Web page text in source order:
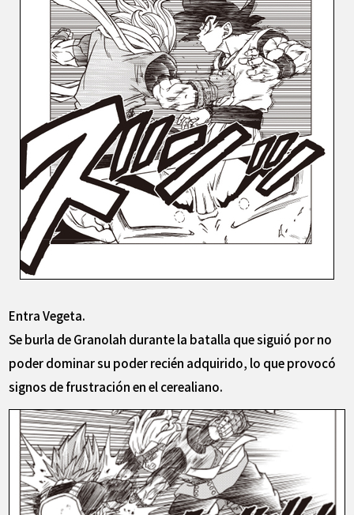
Entra Vegeta.
Se burla de Granolah durante la batalla que siguió por no
poder dominar su poder recién adquirido, lo que provocó
signos de frustración en el cerealiano.